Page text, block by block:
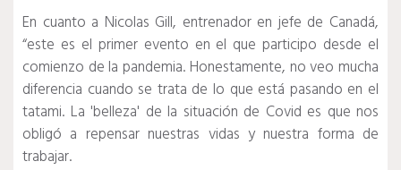
En cuanto a Nicolas Gill, entrenador en jefe de Canadá,
“este es el primer evento en el que participo desde el
comienzo de la pandemia. Honestamente, no veo mucha
diferencia cuando se trata de lo que está pasando en el
tatami. La 'belleza' de la situación de Covid es que nos
obligó a repensar nuestras vidas y nuestra forma de
trabajar.